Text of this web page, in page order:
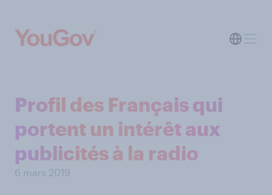
Profil des Français qui
portent un intérêt aux
publicités à la radio
6 mars 2019